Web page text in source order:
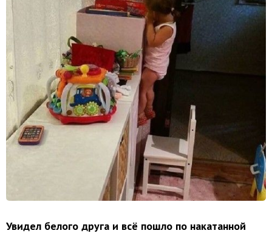
Увидел белого друга и всё пошло по накатанной